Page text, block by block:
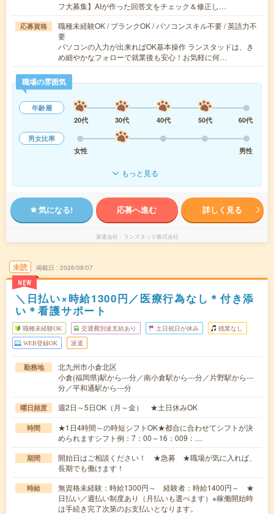
フ大募集】AIが作った回答文をチェック＆修正し…
応募資格
職種未経験OK / ブランクOK / パソコンスキル不要 / 英語力不
要
パソコンの入力が出来ればOK基本操作 ランスタッドは、き
め細やかなフォローで就業後も安心！お気軽に何…
職場の雰囲気
年齢層
20代
30代 40代 50代
60代
男女比率
女性
男性
もっと見る
気になる! 応募へ進む 詳しく見る
派遣会社 ランスタッド株式会社
未読
NEW
掲載日 2026/08/07
＼日払い×時給1300円／医療行為なし＊付き添
い＊看護サポート
職種未経験OK 交通費別途支給あり 土日祝日が休み 残業なし
WEB登録OK 派遣
勤務地
北九州市小倉北区
小倉(福岡県)駅から---分／南小倉駅から---分／片野駅から---
分／平和通駅から---分
曜日頻度 週2日～5日OK（月～金） ★土日休みOK
時間
★1日4時間～の時短シフトOK★都合に合わせてシフトが決
められますシフト例：7：00～16：009：…
期間
開始日はご相談ください！ ★急募 ★職場が気に入れば、
長期でも働けます！
時給
無資格未経験：時給1300円～ 経験者：時給1400円～ ★
日払い／週払い制度あり（月払いも選べます）※稼働開始時
は手続き完了次第のお支払いとなります。